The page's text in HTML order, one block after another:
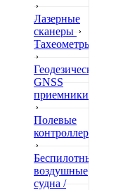
Лазерные
сканеры
Тахеометры
Геодезические
GNSS
приемники
Полевые
контроллеры
Беспилотные
воздушные
судна /